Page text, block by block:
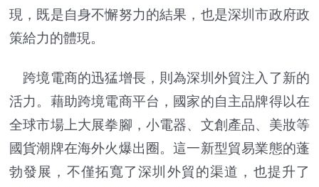
現，既是自身不懈努力的結果，也是深圳市政府政
策給力的體現。
跨境電商的迅猛增長，則為深圳外貿注入了新的
活力。藉助跨境電商平台，國家的自主品牌得以在
全球市場上大展拳腳，小電器、文創產品、美妝等
國貨潮牌在海外火爆出圈。這一新型貿易業態的蓬
勃發展，不僅拓寬了深圳外貿的渠道，也提升了